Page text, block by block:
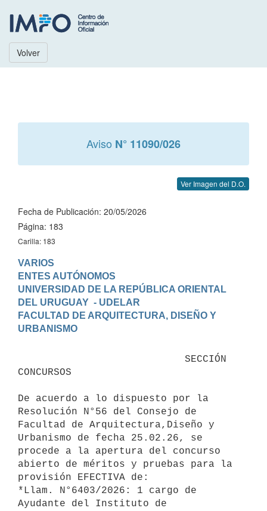
Volver
Aviso N° 11090/026
Ver Imagen del D.O.
Fecha de Publicación: 20/05/2026
Página: 183
Carilla: 183
VARIOS
ENTES AUTÓNOMOS
UNIVERSIDAD DE LA REPÚBLICA ORIENTAL
DEL URUGUAY  - UDELAR
FACULTAD DE ARQUITECTURA, DISEÑO Y
CONCURSOS
De acuerdo a lo dispuesto por la
Resolución N°56 del Consejo de
Facultad de Arquitectura,Diseño y
Urbanismo de fecha 25.02.26, se
procede a la apertura del concurso
abierto de méritos y pruebas para la
provisión EFECTIVA de:
*Llam. N°6403/2026: 1 cargo de
Ayudante del Instituto de